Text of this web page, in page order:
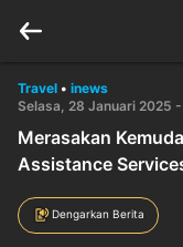
Travel • inews
Selasa, 28 Januari 2025 -
Merasakan
Assistance
Dengarkan Berita